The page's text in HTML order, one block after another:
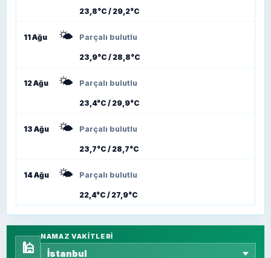
23,8°C / 29,2°C
11 Ağu 🌤️ Parçalı bulutlu
23,9°C / 28,8°C
12 Ağu 🌤️ Parçalı bulutlu
23,4°C / 29,9°C
13 Ağu 🌤️ Parçalı bulutlu
23,7°C / 28,7°C
14 Ağu 🌤️ Parçalı bulutlu
22,4°C / 27,9°C
🕌
NAMAZ VAKITLERI